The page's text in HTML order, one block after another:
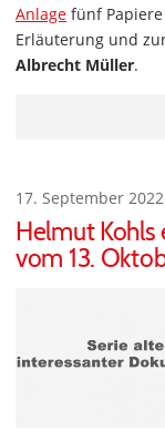
Anlage fünf
Erläuterung und
Albrecht Müller.
17. September
Helmut Kohls
vom 13.